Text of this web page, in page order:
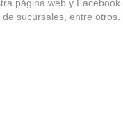
página web y
sucursales, entre otros.